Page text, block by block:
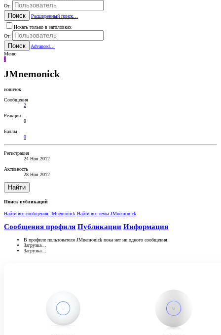
От:
Поиск
Расширенный поиск…
Искать только в заголовках
От:
Поиск
Advanced…
Меню
J
JMnemonick
новичок
Сообщения
2
Реакции
0
Баллы
0
Регистрация
24 Ноя 2012
Активность
28 Ноя 2012
Найти
Поиск публикаций
Найти все сообщения JMnemonick Найти все темы JMnemonick
Сообщения профиля Публикации Информация
В профиле пользователя JMnemonick пока нет ни одного сообщения.
Загрузка…
Загрузка…